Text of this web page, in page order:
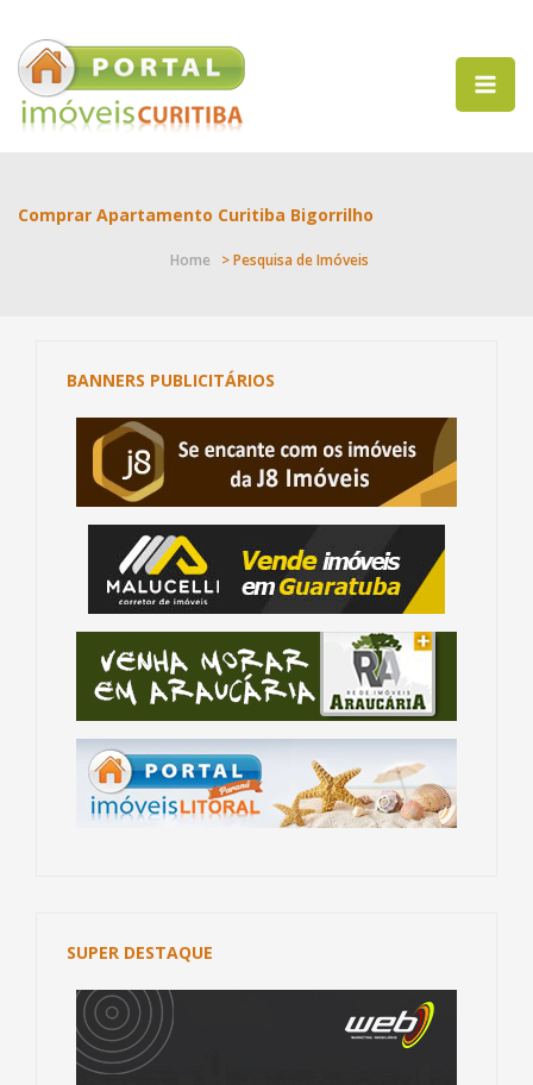
Comprar Apartamento Curitiba Bigorrilho
Home > Pesquisa de Imóveis
BANNERS PUBLICITÁRIOS
SUPER DESTAQUE